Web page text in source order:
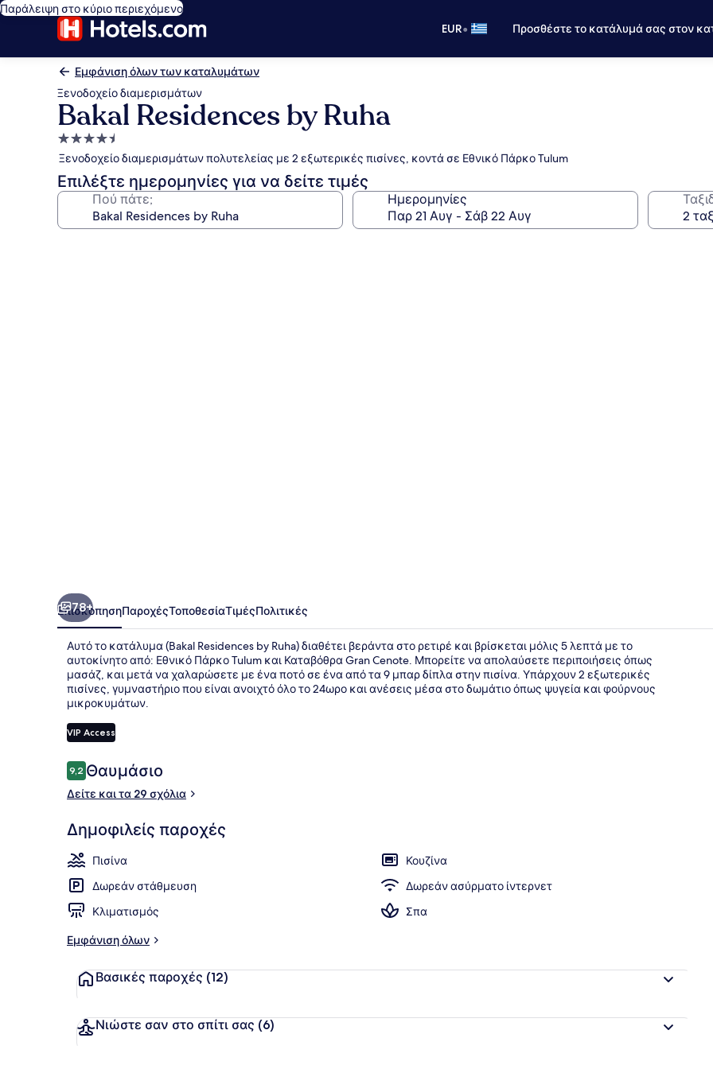
Παράλειψη στο κύριο περιεχόμενο
EUR• Προσθέστε το κατάλυμά σας στον
Εμφάνιση όλων των καταλυμάτων
Ξενοδοχείο διαμερισμάτων
Bakal Residences by Ruha
Κατάλυμα
με
4.5
αστέρια
Ξενοδοχείο διαμερισμάτων πολυτελείας με 2 εξωτερικές πισίνες, κοντά σε Εθνικό Πάρκο Tulum
Επιλέξτε ημερομηνίες για να δείτε τιμές
Πού πάτε; Ημερομηνίες
Μπαλκόνι
78+
ΕπισκόπησηΠαροχέςΤοποθεσίαΤιμέςΠολιτικές
Αυτό το κατάλυμα (Bakal Residences by Ruha) διαθέτει βεράντα στο ρετιρέ και βρίσκεται μόλις 5 λεπτά με το
αυτοκίνητο από: Εθνικό Πάρκο Tulum και Καταβόθρα Gran Cenote. Μπορείτε να απολαύσετε περιποιήσεις όπως
μασάζ, και μετά να χαλαρώσετε με ένα ποτό σε ένα από τα 9 μπαρ δίπλα στην πισίνα. Υπάρχουν 2 εξωτερικές
πισίνες, γυμναστήριο που είναι ανοιχτό όλο το 24ωρο και ανέσεις μέσα στο δωμάτιο όπως ψυγεία και φούρνους
μικροκυμάτων.
VIP Access
Σχόλια
9,29,2 στα 10
Θαυμάσιο
Δείτε και τα 29 σχόλια
Δημοφιλείς παροχές
Πισίνα
Κουζίνα
Δωρεάν στάθμευση
Δωρεάν ασύρματο ίντερνετ
Κλιματισμός
Σπα
Εμφάνιση όλων
Βασικές παροχές (12)
Νιώστε σαν στο σπίτι σας (6)